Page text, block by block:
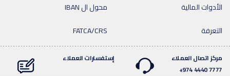
محول ال IBAN
الأدوات المالية
FATCA/CRS
التعرفة
مركز اتصال العملاء
7777 4440 974+
إستفسارات العملاء